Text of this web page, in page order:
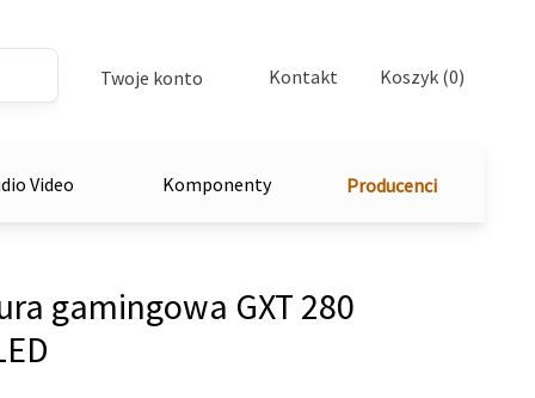
Twoje konto Kontakt Koszyk (0)
Video Komponenty Producenci
gamingowa GXT 280